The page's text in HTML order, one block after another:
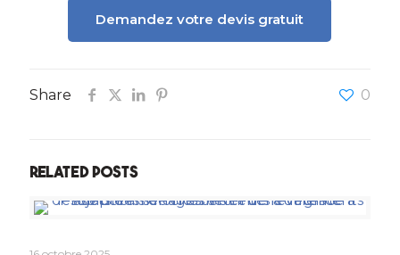
Demandez votre devis gratuit
Share 0
Related posts